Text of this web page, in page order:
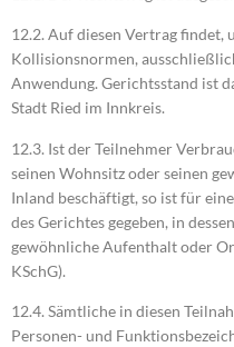
12.2. Auf diesen Vertrag findet,
Kollisionsnormen,
Anwendung. Gerichtsstand ist
Stadt Ried im Innkreis.
12.3. Ist der Teilnehmer
seinen Wohnsitz oder seinen
Inland beschäftigt, so ist für
des Gerichtes gegeben, in
gewöhnliche Aufenthalt oder
KSchG).
12.4. Sämtliche in diesen
Personen- und